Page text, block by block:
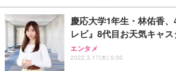
￥27,999
Sezlife オフィスチェア デス
ワーク チェア 強化バックレス
能 人間工学 椅子 腰サポート
【純正品】27"ゲーミングモニ
フック付き（CFI-ZDM1J）
￥3,234
ネオ・ルーライフ ネオ・オム
り 単品
慶応大学1年生・林佑香
レビ』8代目お天気キャス
エンタメ
2022.3.17(木) 5:00